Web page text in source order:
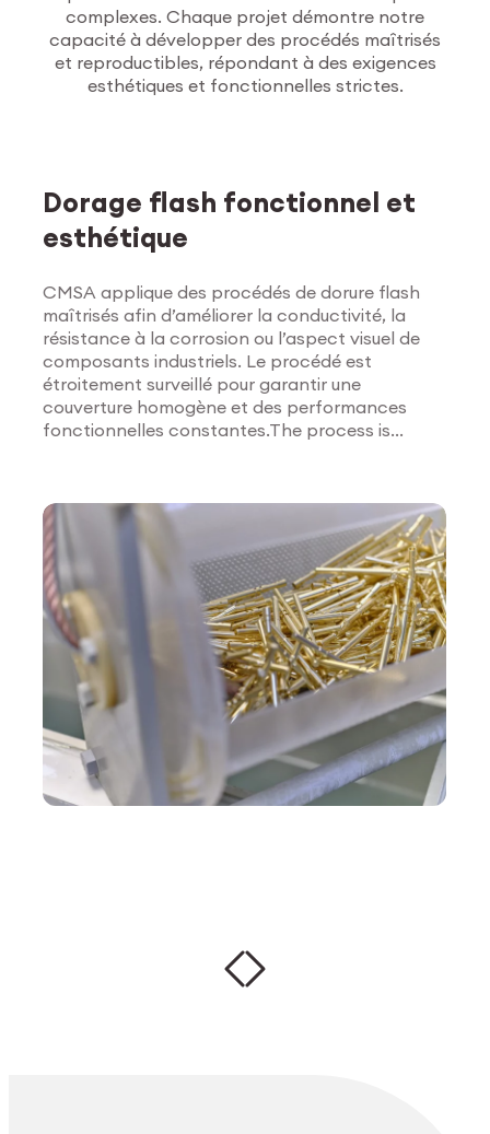
surface
Explorer les traitements
complexes. Chaque projet démontre notre
capacité à développer des procédés maîtrisés
et reproductibles, répondant à des exigences
esthétiques et fonctionnelles strictes.
Dorage flash fonctionnel et
esthétique
CMSA applique des procédés de dorure flash
maîtrisés afin d’améliorer la conductivité, la
résistance à la corrosion ou l’aspect visuel de
composants industriels. Le procédé est
étroitement surveillé pour garantir une
couverture homogène et des performances
fonctionnelles constantes.The process is